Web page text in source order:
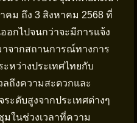
คม ถึง 3 สิงหาคม 2568 ที่
อกไปจนกว่าจะมีการแจ้ง
จากสถานการณ์ทางการ
หว่างประเทศไทยกับ
ถึงความสะดวกและ
ะดับสูงจากประเทศต่างๆ
ในช่วงเวลาที่ความ